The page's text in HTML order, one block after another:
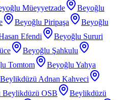
Müeyyetzade
Beyoğlu
Beyoğlu Piripaşa
Beyoğlu
Efendi
Beyoğlu Sururi
Beyoğlu Şahkulu
Tomtom
Beyoğlu Yahya
Beylikdüzü Adnan Kahveci
Beylikdüzü OSB
Beylikdüzü